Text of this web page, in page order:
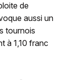
de
aussi un
tournois
à 1,10 franc